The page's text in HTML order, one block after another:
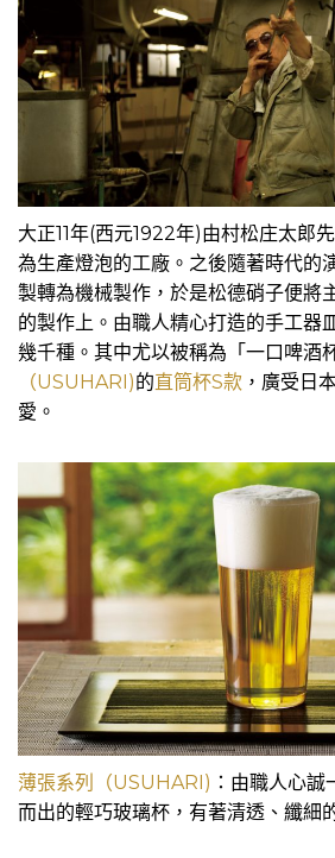
大正11年(西元1922年)由村松庄太郎
為生產燈泡的工廠。之後隨著時代的
製轉為機械製作，於是松德硝子便將
的製作上。由職人精心打造的手工器
幾千種。其中尤以被稱為「一口啤酒
（USUHARI)的直筒杯S款 ，廣受日
愛。
薄張系列（USUHARI) ：由職人心
而出的輕巧玻璃杯，有著清透、纖細